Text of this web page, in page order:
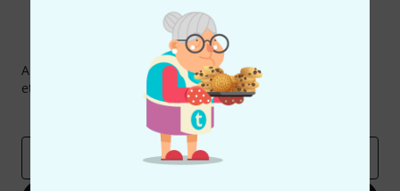
Thomann Newsletter
Abonniere den Thomann Newsletter und gewinne mit
etwas Glück einen von
50 Gutscheinenüber jeweils
Inspirierende Beiträge
Deals